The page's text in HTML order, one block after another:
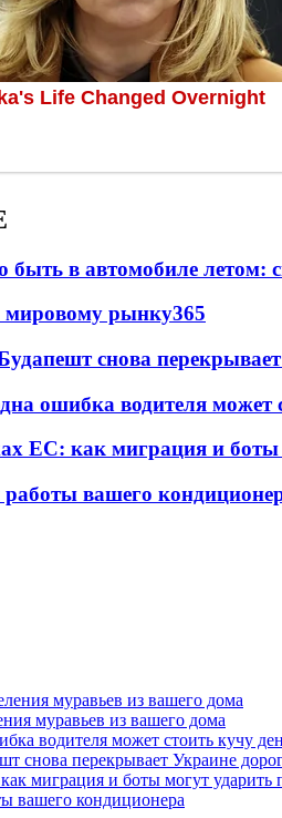
быть в автомобиле летом:
мировому рынку365
снова
ошибка водителя может
ЕС: как миграция и
работы вашего
муравьев из вашего дома
водителя может стоить кучу
снова перекрывает Украине
миграция и боты могут ударить
вашего кондиционера